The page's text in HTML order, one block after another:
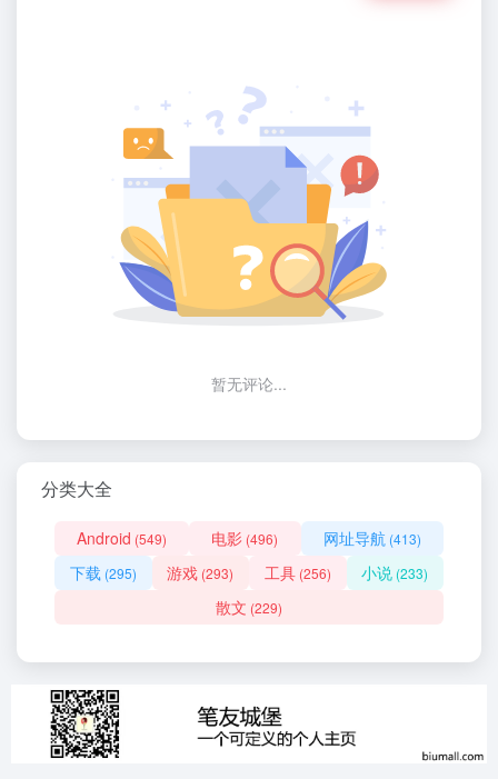
暂无评论...
分类大全
Android (549) 电影 (496) 网址导航 (413)
下载 (295) 游戏 (293) 工具(256) 小说 (233)
散文 (229)